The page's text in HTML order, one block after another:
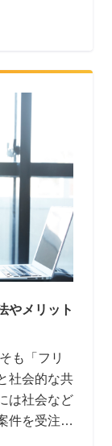
やメリット
社会的な共
は社会など
件を受注し